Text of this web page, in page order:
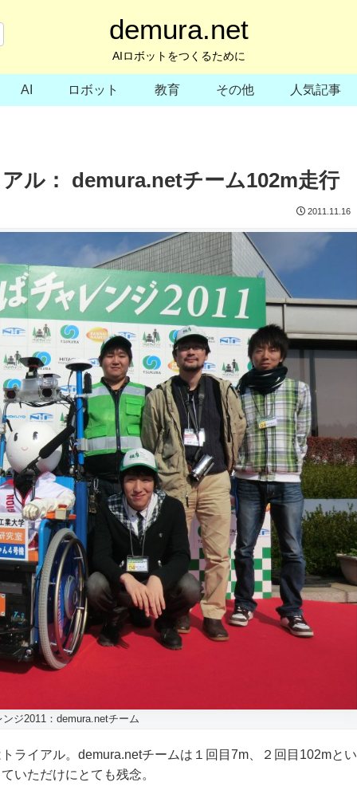
demura.net
AIロボットをつくるために
AI ロボット 教育 その他 人気記事
ル： demura.netチーム102m走行
2011.11.16
ジ2011：demura.netチーム
ライアル。demura.netチームは１回目7m、２回目102mとい
いただけにとても残念。